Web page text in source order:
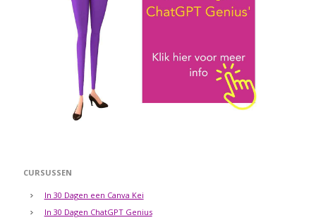
CURSUSSEN
In 30 Dagen een Canva Kei
In 30 Dagen ChatGPT Genius